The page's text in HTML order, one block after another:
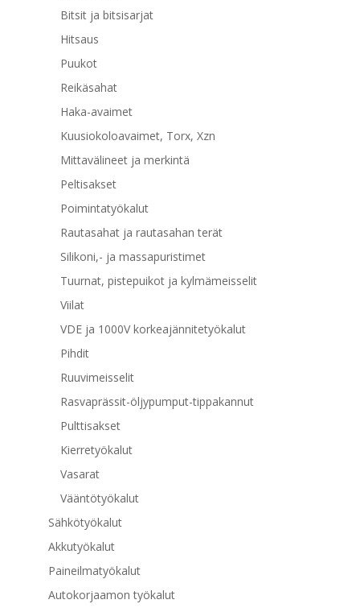
Bitsit ja bitsisarjat
Hitsaus
Puukot
Reikäsahat
Haka-avaimet
Kuusiokoloavaimet, Torx, Xzn
Mittavälineet ja merkintä
Peltisakset
Poimintatyökalut
Rautasahat ja rautasahan terät
Silikoni,- ja massapuristimet
Tuurnat, pistepuikot ja kylmämeisselit
Viilat
VDE ja 1000V korkeajännitetyökalut
Pihdit
Ruuvimeisselit
Rasvaprässit-öljypumput-tippakannut
Pulttisakset
Kierretyökalut
Vasarat
Vääntötyökalut
Sähkötyökalut
Akkutyökalut
Paineilmatyökalut
Autokorjaamon työkalut